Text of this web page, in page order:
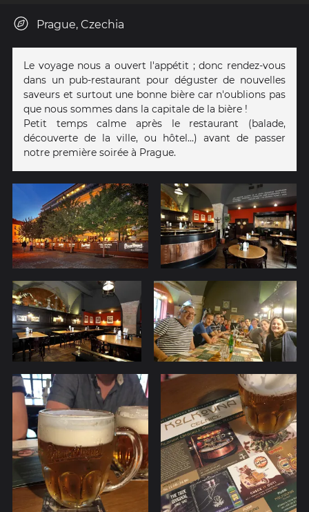
Prague, Czechia
Le voyage nous a ouvert l'appétit ; donc rendez-vous
dans un pub-restaurant pour déguster de nouvelles
saveurs et surtout une bonne bière car n'oublions pas
que nous sommes dans la capitale de la bière !
Petit temps calme après le restaurant (balade,
découverte de la ville, ou hôtel...) avant de passer
notre première soirée à Prague.